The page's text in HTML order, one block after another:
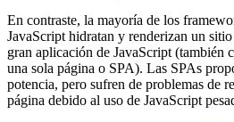
En contraste, la mayoría de los
JavaScript hidratan y renderizan un
gran aplicación de JavaScript (también
una sola página o SPA). Las SPAs
potencia, pero sufren de problemas de
página debido al uso de JavaScript